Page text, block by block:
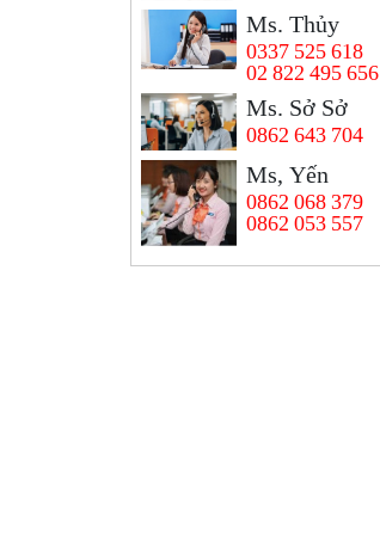
Ms. Thủy
0337 525 618
02 822 495 656
Ms. Sở Sở
0862 643 704
Ms, Yến
0862 068 379
0862 053 557